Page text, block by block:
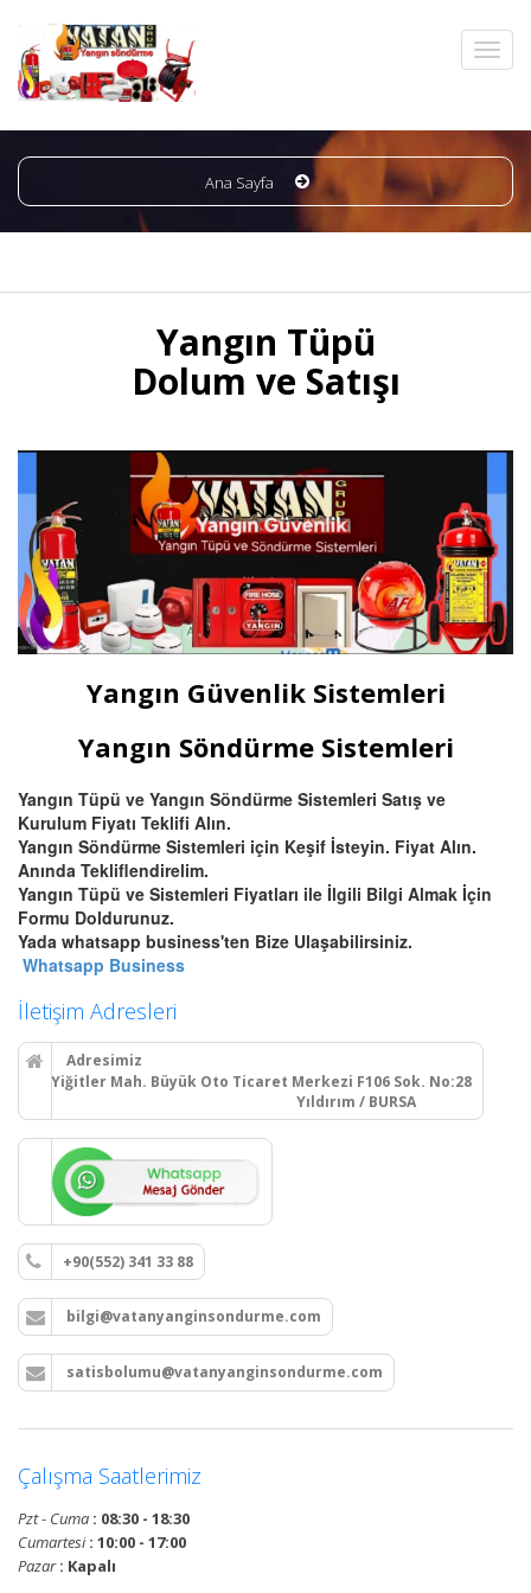
Ana Sayfa
Yangın Tüpü
Dolum ve Satışı
Yangın Güvenlik Sistemleri
Yangın Söndürme Sistemleri
Yangın Tüpü ve Yangın Söndürme Sistemleri Satış ve
Kurulum Fiyatı Teklifi Alın.
Yangın Söndürme Sistemleri için Keşif İsteyin. Fiyat Alın.
Anında Tekliflendirelim.
Yangın Tüpü ve Sistemleri Fiyatları ile İlgili Bilgi Almak İçin
Formu Doldurunuz.
Yada whatsapp business'ten Bize Ulaşabilirsiniz.
Whatsapp Business
İletişim Adresleri
Adresimiz
Yiğitler Mah. Büyük Oto Ticaret Merkezi F106 Sok. No:28
Yıldırım / BURSA
+90(552) 341 33 88
bilgi@vatanyanginsondurme.com
satisbolumu@vatanyanginsondurme.com
Çalışma Saatlerimiz
Pzt - Cuma : 08:30 - 18:30
Cumartesi: 10:00 - 17:00
Pazar: Kapalı